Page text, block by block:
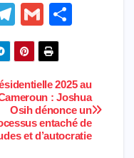
T
el
e
gr
a
m
G
m
ail
e
2025 au
: Joshua
Osih dénonce un
entaché de
et d’autocratie